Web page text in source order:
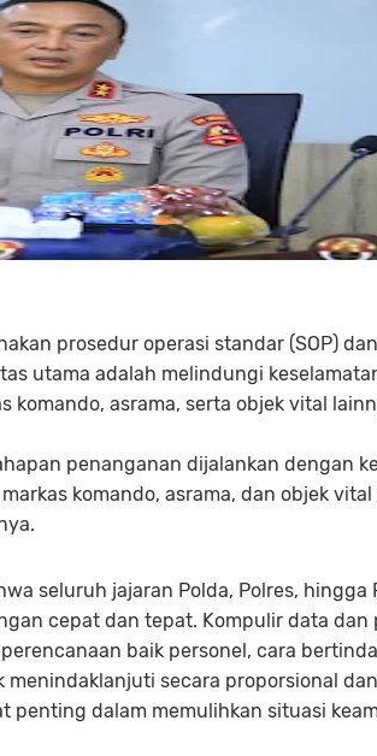
prosedur operasi standar (SOP)
utama adalah melindungi
komando, asrama, serta objek vital
penanganan dijalankan dengan
komando, asrama, dan objek
seluruh jajaran Polda, Polres, hingga
cepat dan tepat. Kompulir data dan
baik personel, cara
secara proporsional
penting dalam memulihkan situasi